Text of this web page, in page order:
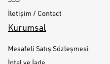
İletişim / Contact
Kurumsal
Mesafeli Satış Sözleşmesi
İptal ve İade